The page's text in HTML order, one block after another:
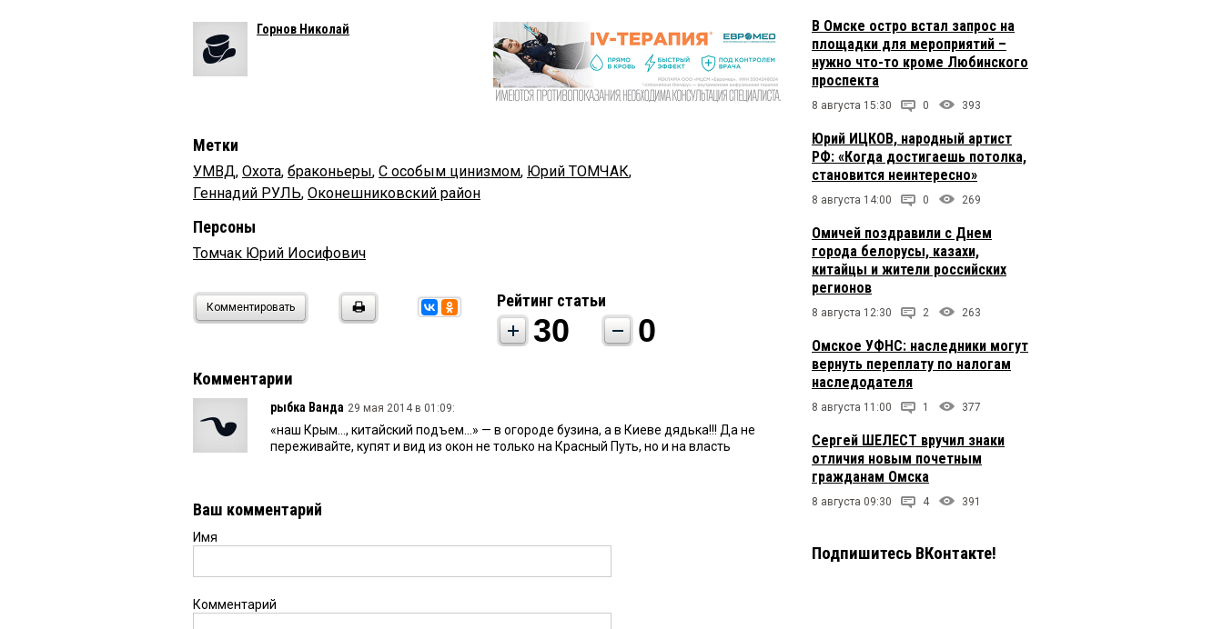
Горнов Николай
Метки
УМВД, Охота, браконьеры, С особым цинизмом, Юрий ТОМЧАК,
Геннадий РУЛЬ, Оконешниковский район
Персоны
Томчак Юрий Иосифович
Комментировать Рейтинг статьи
30 0
Комментарии
рыбка Ванда 29 мая 2014 в 01:09:
«наш Крым..., китайский подъем...» — в огороде бузина, а в Киеве дядька!!! Да не
переживайте, купят и вид из окон не только на Красный Путь, но и на власть
Ваш комментарий
Имя
Комментарий
В Омске остро встал запрос на
площадки для мероприятий –
нужно что-то кроме Любинского
проспекта
8 августа 15:30 0 393
Юрий ИЦКОВ, народный артист
РФ: «Когда достигаешь потолка,
становится неинтересно»
8 августа 14:00 0 269
Омичей поздравили с Днем
города белорусы, казахи,
китайцы и жители российских
регионов
8 августа 12:30 2 263
Омское УФНС: наследники могут
вернуть переплату по налогам
наследодателя
8 августа 11:00 1 377
Сергей ШЕЛЕСТ вручил знаки
отличия новым почетным
гражданам Омска
8 августа 09:30 4 391
Подпишитесь ВКонтакте!